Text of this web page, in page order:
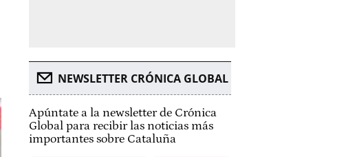
NEWSLETTER CRÓNICA GLOBAL
Apúntate a la newsletter de Crónica
Global para recibir las noticias más
importantes sobre Cataluña